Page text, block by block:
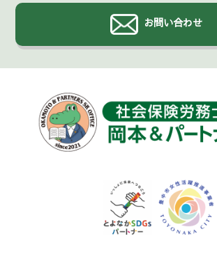
お問い合わせ